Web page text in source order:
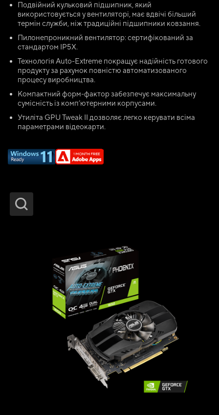
Подвійний кульковий підшипник, який
використовується у вентиляторі, має вдвічі більший
термін служби, ніж традиційні підшипники ковзання.
Пилонепроникний вентилятор: сертифікований за
стандартом IP5X.
Технологія Auto-Extreme покращує надійність готового
продукту за рахунок повністю автоматизованого
процесу виробництва.
Компактний форм-фактор забезпечує максимальну
сумісність із комп’ютерними корпусами.
Утиліта GPU Tweak II дозволяє легко керувати всіма
параметрами відеокарти.